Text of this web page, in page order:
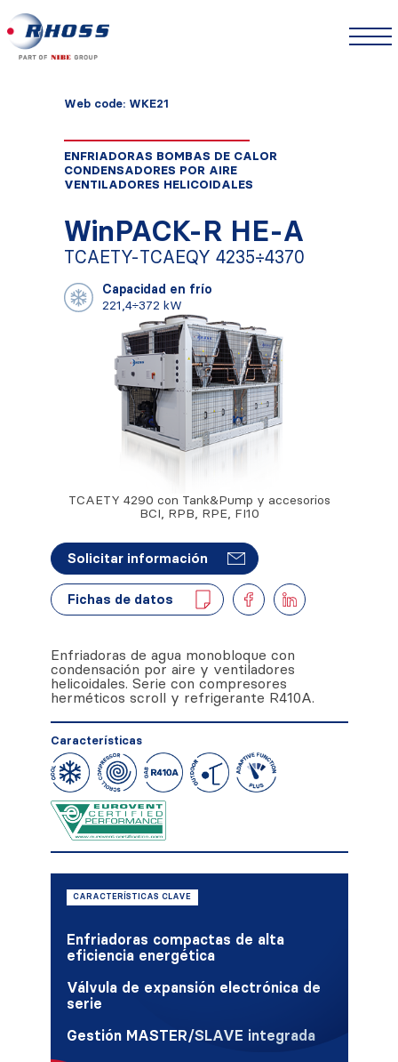
Web code: WKE21
ENFRIADORAS BOMBAS DE CALOR
CONDENSADORES POR AIRE
VENTILADORES HELICOIDALES
WinPACK-R HE-A
TCAETY-TCAEQY 4235÷4370
Capacidad en frío
221,4÷372 kW
TCAETY 4290 con Tank&Pump y accesorios
BCI, RPB, RPE, FI10
Solicitar información
Fichas de datos
Enfriadoras de agua monobloque con
condensación por aire y ventiladores
helicoidales. Serie con compresores
herméticos scroll y refrigerante R410A.
Características
CARACTERÍSTICAS CLAVE
Enfriadoras compactas de alta
eficiencia energética
Válvula de expansión electrónica de
serie
Gestión MASTER/SLAVE integrada